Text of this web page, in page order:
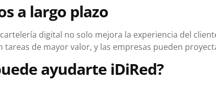
a largo plazo
digital no solo mejora la experiencia del
tareas de mayor valor, y las empresas pueden
ayudarte iDiRed?